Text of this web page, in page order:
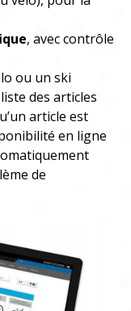
, avec contrôle
ou un ski
des articles
article est
en ligne
de